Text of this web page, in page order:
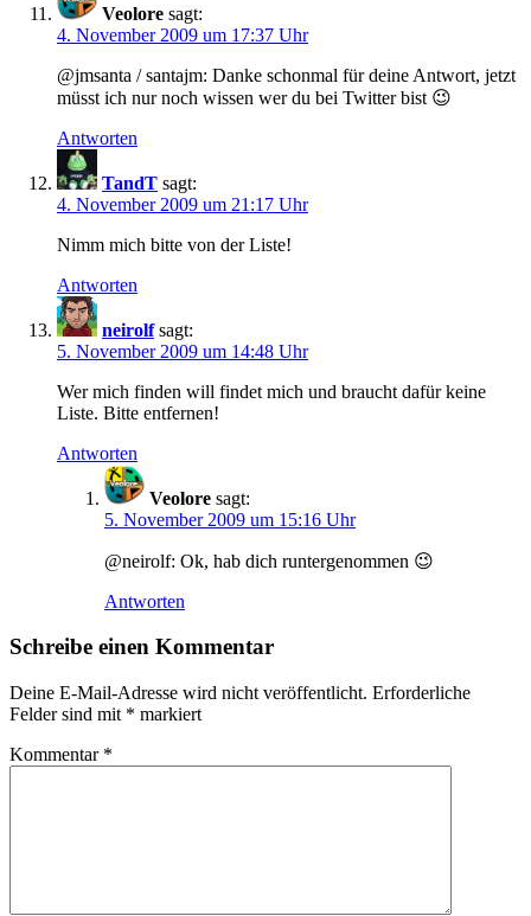
Veolore sagt:
4. November 2009 um 17:37 Uhr
@jmsanta / santajm: Danke schonmal für deine Antwort, jetzt
müsst ich nur noch wissen wer du bei Twitter bist 😉
Antworten
TandT sagt:
4. November 2009 um 21:17 Uhr
Nimm mich bitte von der Liste!
Antworten
neirolf sagt:
5. November 2009 um 14:48 Uhr
Wer mich finden will findet mich und braucht dafür keine
Liste. Bitte entfernen!
Antworten
Veolore sagt:
5. November 2009 um 15:16 Uhr
@neirolf: Ok, hab dich runtergenommen 😉
Antworten
Schreibe einen Kommentar
Deine E-Mail-Adresse wird nicht veröffentlicht. Erforderliche
Felder sind mit * markiert
Kommentar *